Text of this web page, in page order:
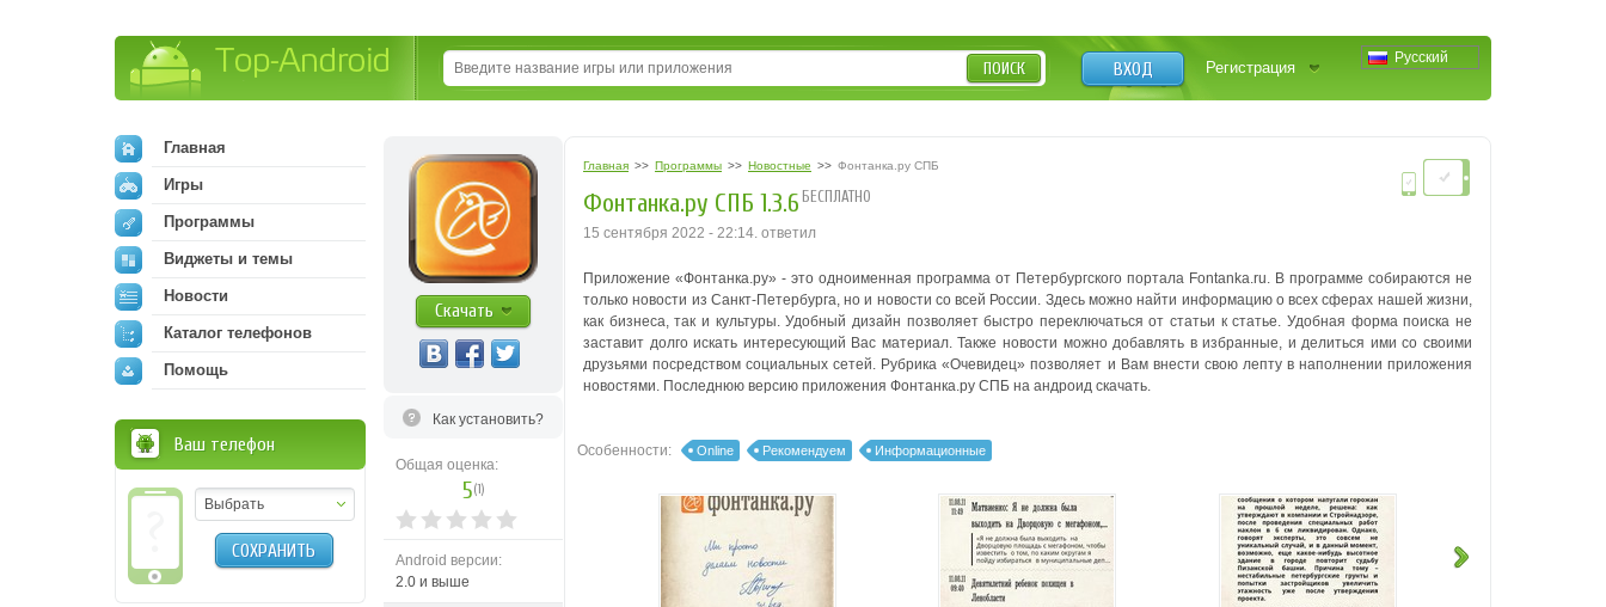
Русский
ВХОД Регистрация
ПОИСК
Скачать
Как установить?
Общая оценка:
5(1)
Android версии:
2.0 и выше
Главная >> Программы >> Новостные >> Фонтанка.ру СПБ
Фонтанка.ру СПБ 1.3.6 БЕСПЛАТНО
15 сентября 2022 - 22:14. ответил
Приложение «Фонтанка.ру» - это одноименная программа от Петербургского портала Fontanka.ru. В программе собираются не
только новости из Санкт-Петербурга, но и новости со всей России. Здесь можно найти информацию о всех сферах нашей жизни,
как бизнеса, так и культуры. Удобный дизайн позволяет быстро переключаться от статьи к статье. Удобная форма поиска не
заставит долго искать интересующий Вас материал. Также новости можно добавлять в избранные, и делиться ими со своими
друзьями посредством социальных сетей. Рубрика «Очевидец» позволяет и Вам внести свою лепту в наполнении приложения
новостями. Последнюю версию приложения Фонтанка.ру СПБ на андроид скачать.
Особенности: Online Рекомендуем Информационные
Главная
Игры
Программы
Виджеты и темы
Новости
Каталог телефонов
Помощь
Ваш телефон
Выбрать
СОХРАНИТЬ